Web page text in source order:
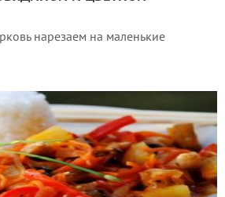
нарезаем на маленькие